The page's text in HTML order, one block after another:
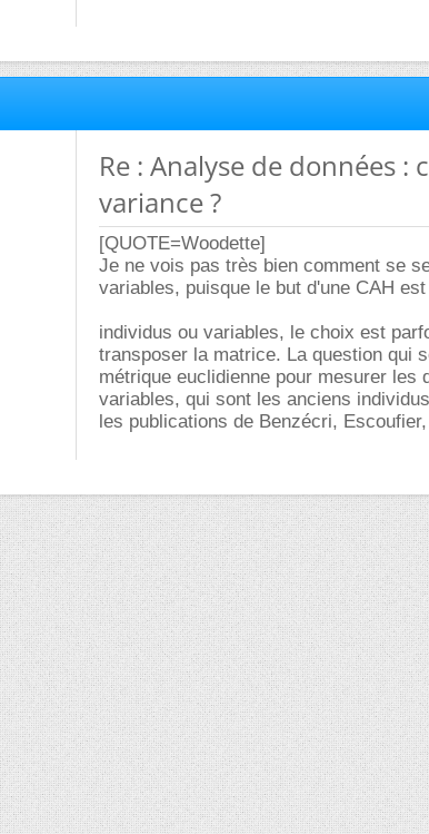
Re : Analyse de données
variance ?
[QUOTE=Woodette]
Je ne vois pas très bien comment se
variables, puisque le but d'une CAH
individus ou variables, le choix est
transposer la matrice. La question qui
métrique euclidienne pour mesurer
variables, qui sont les anciens
les publications de Benzécri,